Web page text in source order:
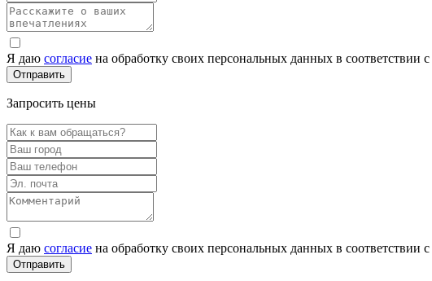
Я даю согласие на обработку своих персональных данных в соответствии с
Запросить цены
Я даю согласие на обработку своих персональных данных в соответствии с